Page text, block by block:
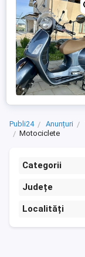
Publi24 Anunțuri
Motociclete
Categorii
Județe
Localități